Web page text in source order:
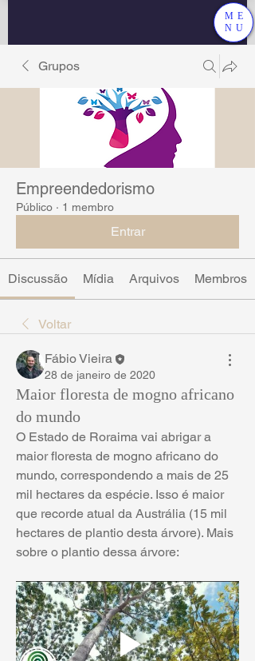
ME
NU
Grupos
Empreendedorismo
Público · 1 membro
Entrar
Discussão Mídia Arquivos Membros
Voltar
Fábio Vieira
28 de janeiro de 2020
Maior floresta de mogno africano
do mundo
O Estado de Roraima vai abrigar a
maior floresta de mogno africano do
mundo, correspondendo a mais de 25
mil hectares da espécie. Isso é maior
que recorde atual da Austrália (15 mil
hectares de plantio desta árvore). Mais
sobre o plantio dessa árvore: